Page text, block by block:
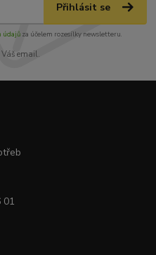
Přihlásit se
údajůza účelem rozesílky newsletteru.
email.
01